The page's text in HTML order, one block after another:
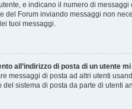
e indicano il numero di
del Forum inviando messaggi non
tuoi messaggi.
all’indirizzo di posta di un utente
messaggi di posta ad altri utenti
sistema di posta da parte di utenti